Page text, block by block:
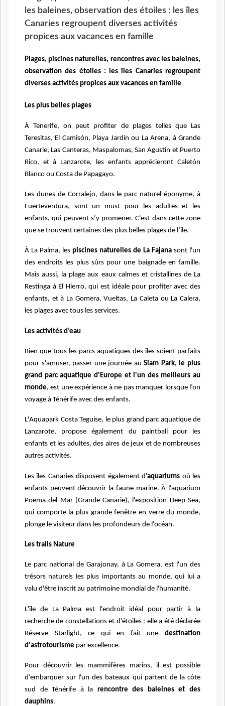
les baleines, observation des étoiles : les îles
Canaries regroupent diverses activités
propices aux vacances en famille
Plages, piscines naturelles, rencontres avec les baleines,
observation des étoiles : les îles Canaries regroupent
diverses activités propices aux vacances en famille
Les plus belles plages
À Tenerife, on peut profiter de plages telles que Las
Teresitas, El Camisón, Playa Jardín ou La Arena, à Grande
Canarie, Las Canteras, Maspalomas, San Agustín et Puerto
Rico, et à Lanzarote, les enfants apprécieront Caletón
Blanco ou Costa de Papagayo.
Les dunes de Corralejo, dans le parc naturel éponyme, à
Fuerteventura, sont un must pour les adultes et les
enfants, qui peuvent s’y promener. C'est dans cette zone
que se trouvent certaines des plus belles plages de l’île.
À La Palma, les piscines naturelles de La Fajana sont l'un
des endroits les plus sûrs pour une baignade en famille.
Mais aussi, la plage aux eaux calmes et cristallines de La
Restinga à El Hierro, qui est idéale pour profiter avec des
enfants, et à La Gomera, Vueltas, La Caleta ou La Calera,
les plages avec tous les services.
Les activités d’eau
Bien que tous les parcs aquatiques des îles soient parfaits
pour s'amuser, passer une journée auSiam Park, le plus
grand parc aquatique d'Europe et l'un des meilleurs au
monde, est une expérience à ne pas manquer lorsque l’on
voyage à Ténérife avec des enfants.
L'Aquapark Costa Teguise, le plus grand parc aquatique de
Lanzarote, propose également du paintball pour les
enfants et les adultes, des aires de jeux et de nombreuses
autres activités.
Les îles Canaries disposent également d'aquariums où les
enfants peuvent découvrir la faune marine. À l'aquarium
Poema del Mar (Grande Canarie), l'exposition Deep Sea,
qui comporte la plus grande fenêtre en verre du monde,
plonge le visiteur dans les profondeurs de l'océan.
Les trails Nature
Le parc national de Garajonay, à La Gomera, est l'un des
trésors naturels les plus importants au monde, qui lui a
valu d'être inscrit au patrimoine mondial de l'humanité.
L'île de La Palma est l'endroit idéal pour partir à la
recherche de constellations et d'étoiles : elle a été déclarée
Réserve Starlight, ce qui en fait une destination
d'astrotourisme par excellence.
Pour découvrir les mammifères marins, il est possible
d’embarquer sur l'un des bateaux qui partent de la côte
sud de Ténérife à la rencontre des baleines et des
dauphins.